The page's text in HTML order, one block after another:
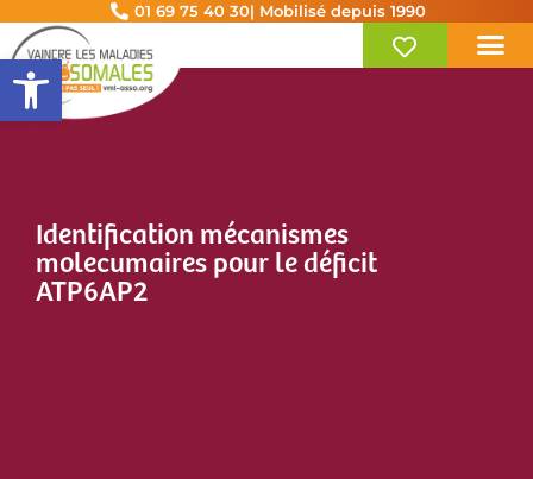
Ouvrir la barre d’outils
01 69 75 40 30| Mobilisé depuis 1990
Identification mécanismes
molecumaires pour le déficit
ATP6AP2